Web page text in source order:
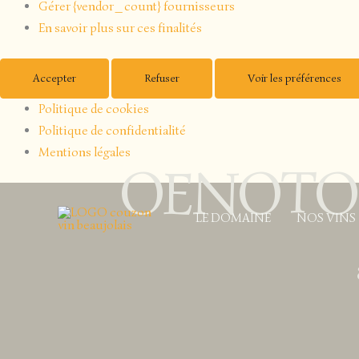
Gérer {vendor_count} fournisseurs
En savoir plus sur ces finalités
Accepter Refuser Voir les préférences
Politique de cookies
Politique de confidentialité
Mentions légales
LE DOMAINE NOS VINS